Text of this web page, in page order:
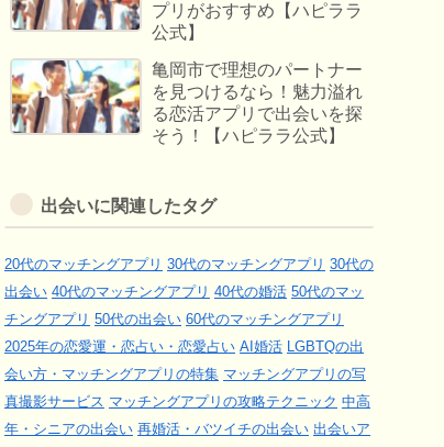
プリがおすすめ【ハピララ
公式】
亀岡市で理想のパートナー
を見つけるなら！魅力溢れ
る恋活アプリで出会いを探
そう！【ハピララ公式】
出会いに関連したタグ
20代のマッチングアプリ 30代のマッチングアプリ 30代の
出会い 40代のマッチングアプリ 40代の婚活 50代のマッ
チングアプリ 50代の出会い 60代のマッチングアプリ
2025年の恋愛運・恋占い・恋愛占い AI婚活 LGBTQの出
会い方・マッチングアプリの特集 マッチングアプリの写
真撮影サービス マッチングアプリの攻略テクニック 中高
年・シニアの出会い 再婚活・バツイチの出会い 出会いア